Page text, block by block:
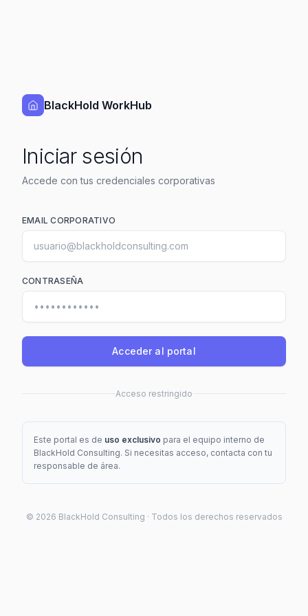
BlackHold WorkHub
Iniciar sesión
Accede con tus credenciales corporativas
EMAIL CORPORATIVO
CONTRASEÑA
Acceder al portal
Acceso restringido
Este portal es de uso exclusivo para el equipo interno de
BlackHold Consulting. Si necesitas acceso, contacta con tu
responsable de área.
© 2026 BlackHold Consulting · Todos los derechos reservados